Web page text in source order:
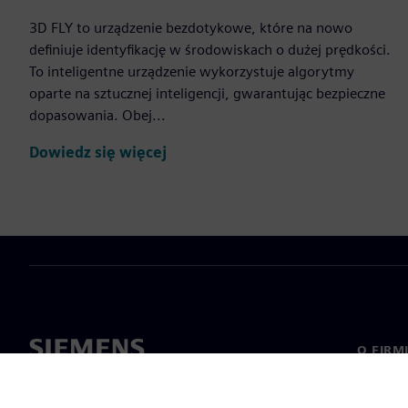
3D FLY to urządzenie bezdotykowe, które na nowo
definiuje identyfikację w środowiskach o dużej prędkości.
To inteligentne urządzenie wykorzystuje algorytmy
oparte na sztucznej inteligencji, gwarantując bezpieczne
dopasowania. Obej...
Dowiedz się więcej
O